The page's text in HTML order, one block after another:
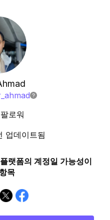
팔로워
업데이트됨
랫폼의 계정일 가능성이
목